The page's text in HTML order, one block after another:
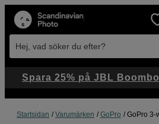
Hej, vad söker du efter?
Startsidan Varumärken GoPro GoPro 3-
Spara 25% på JBL